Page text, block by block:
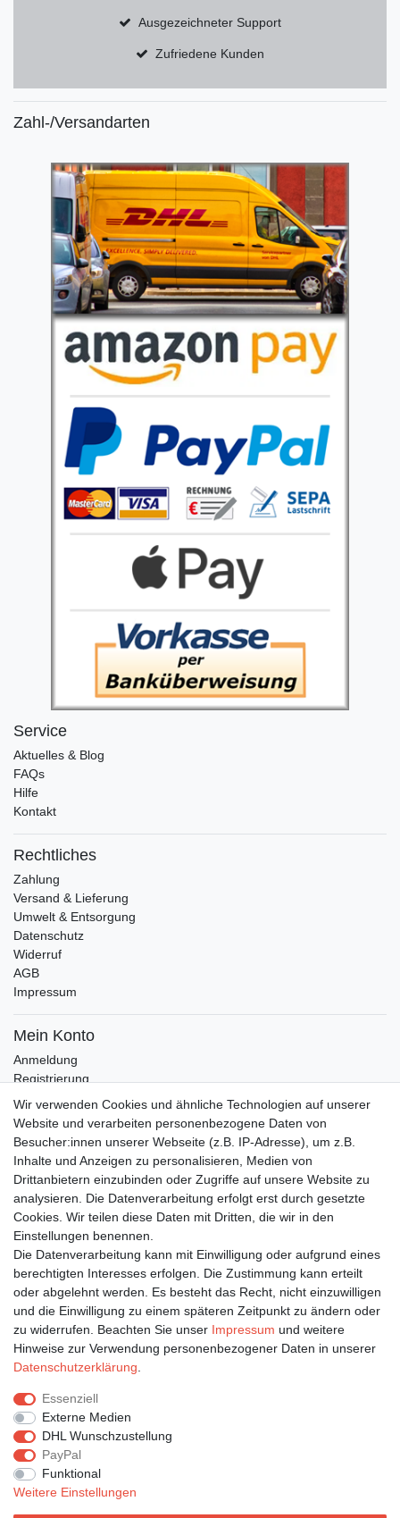
Ausgezeichneter Support
Zufriedene Kunden
Zahl-/Versandarten
Service
Aktuelles & Blog
FAQs
Hilfe
Kontakt
Rechtliches
Zahlung
Versand & Lieferung
Umwelt & Entsorgung
Datenschutz
Widerruf
AGB
Impressum
Mein Konto
Anmeldung
Registrierung
Wunschliste
Warenkorb
Bleiben Sie auf dem Laufenden ...
E-MAIL **
Newsletter
Honig
Hiermit bestätige ich, dass ich die
Einwilligung kann ich jederzeit widerrufen.**
Abonnieren
** Hierbei handelt es sich um ein Pflichtfeld.
Widerrufs­recht Vertrag widerrufen
Wir verwenden Cookies und ähnliche Technologien auf unserer
Website und verarbeiten personenbezogene Daten von
Besucher:innen unserer Webseite (z.B. IP-Adresse), um z.B.
Inhalte und Anzeigen zu personalisieren, Medien von
Drittanbietern einzubinden oder Zugriffe auf unsere Website zu
analysieren. Die Datenverarbeitung erfolgt erst durch gesetzte
Cookies. Wir teilen diese Daten mit Dritten, die wir in den
Einstellungen benennen.
Die Datenverarbeitung kann mit Einwilligung oder aufgrund eines
berechtigten Interesses erfolgen. Die Zustimmung kann erteilt
oder abgelehnt werden. Es besteht das Recht, nicht einzuwilligen
und die Einwilligung zu einem späteren Zeitpunkt zu ändern oder
zu widerrufen. Beachten Sie unser Impressum und weitere
Hinweise zur Verwendung personenbezogener Daten in unserer
Daten­schutz­erklärung
Essenziell
Externe Medien
DHL Wunschzustellung
PayPal
Funktional
Weitere Einstellungen